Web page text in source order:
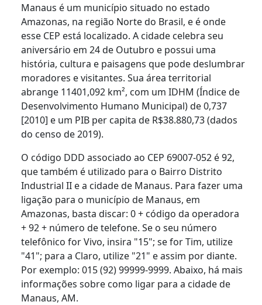
Manaus é um município situado no estado
Amazonas, na região Norte do Brasil, e é onde
esse CEP está localizado. A cidade celebra seu
aniversário em 24 de Outubro e possui uma
história, cultura e paisagens que pode deslumbrar
moradores e visitantes. Sua área territorial
abrange 11401,092 km², com um IDHM (Índice de
Desenvolvimento Humano Municipal) de 0,737
[2010] e um PIB per capita de R$38.880,73 (dados
do censo de 2019).
O código DDD associado ao CEP 69007-052 é 92,
que também é utilizado para o Bairro Distrito
Industrial II e a cidade de Manaus. Para fazer uma
ligação para o município de Manaus, em
Amazonas, basta discar: 0 + código da operadora
+ 92 + número de telefone. Se o seu número
telefônico for Vivo, insira "15"; se for Tim, utilize
"41"; para a Claro, utilize "21" e assim por diante.
Por exemplo: 015 (92) 99999-9999. Abaixo, há mais
informações sobre como ligar para a cidade de
Manaus, AM.